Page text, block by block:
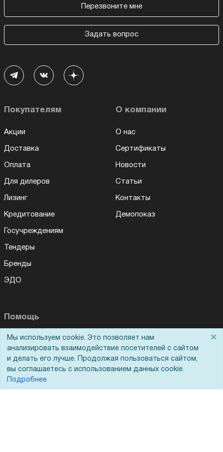
Перезвоните мне
Задать вопрос
Покупателям
Акции
Доставка
Оплата
Для дилеров
Лизинг
Кредитование
Госучреждениям
Тендеры
Бренды
ЭДО
О компании
О нас
Сертификаты
Новости
Статьи
Контакты
Демопоказ
Помощь
Вопрос-ответ
Реквизиты
Гарантии и возврат
Сервисный центр
Мы используем cookie. Это позволяет нам
анализировать взаимодействие посетителей с сайтом
и делать его лучше. Продолжая пользоваться сайтом,
вы соглашаетесь с использованием данных cookie.
Подробнее
×